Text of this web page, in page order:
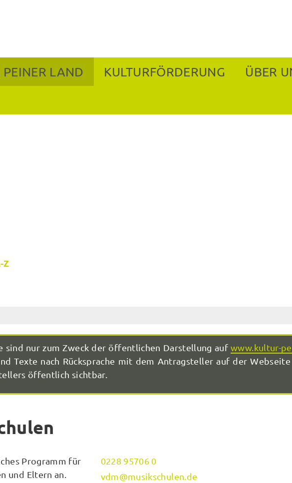
LAND KULTURFÖRDERUNG
ÜBER
Z
nur zum Zweck der öffentlichen Darstellung aufwww.kultur-
Texte nach Rücksprache mit dem Antragsteller auf der
öffentlich sichtbar.
Programm für
und Eltern an.
0228 95706 0
vdm@musikschulen.de